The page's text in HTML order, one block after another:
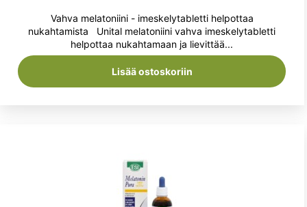
hinta
oli:
9,90 €.
hinta
on:
8,90 €.
Vahva melatoniini - imeskelytabletti helpottaa
nukahtamista Unital melatoniini vahva imeskelytabletti
helpottaa nukahtamaan ja lievittää...
Lisää ostoskoriin